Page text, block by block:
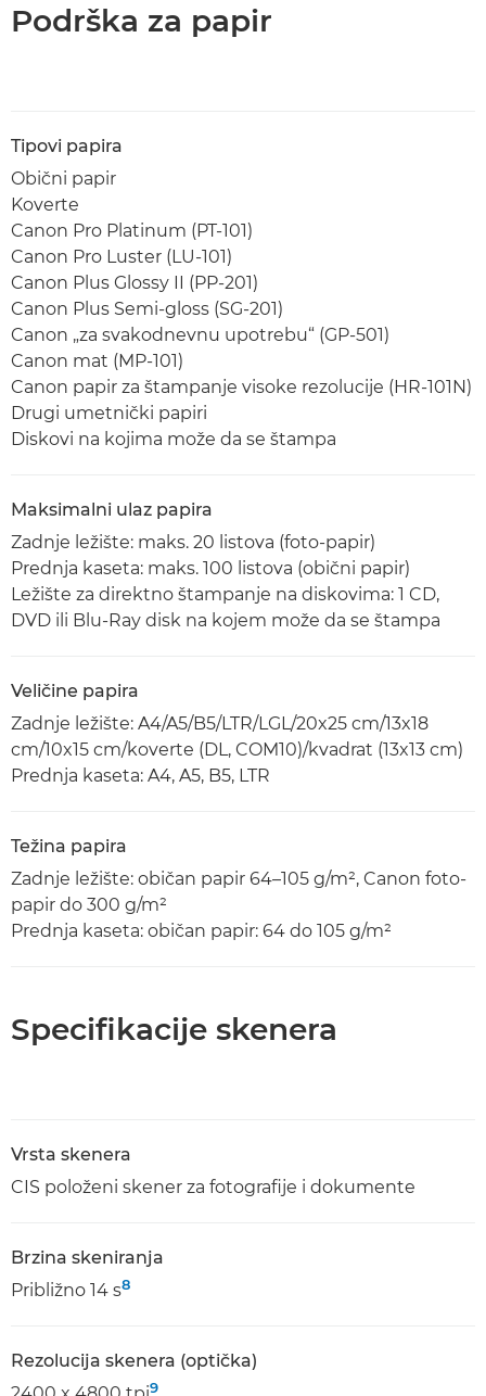
Podrška za papir
Tipovi papira
Obični papir
Koverte
Canon Pro Platinum (PT-101)
Canon Pro Luster (LU-101)
Canon Plus Glossy II (PP-201)
Canon Plus Semi-gloss (SG-201)
Canon „za svakodnevnu upotrebu“ (GP-501)
Canon mat (MP-101)
Canon papir za štampanje visoke rezolucije (HR-101N)
Drugi umetnički papiri
Diskovi na kojima može da se štampa
Maksimalni ulaz papira
Zadnje ležište: maks. 20 listova (foto-papir)
Prednja kaseta: maks. 100 listova (obični papir)
Ležište za direktno štampanje na diskovima: 1 CD,
DVD ili Blu-Ray disk na kojem može da se štampa
Veličine papira
Zadnje ležište: A4/A5/B5/LTR/LGL/20x25 cm/13x18
cm/10x15 cm/koverte (DL, COM10)/kvadrat (13x13 cm)
Prednja kaseta: A4, A5, B5, LTR
Težina papira
Zadnje ležište: običan papir 64–105 g/m², Canon foto-
papir do 300 g/m²
Prednja kaseta: običan papir: 64 do 105 g/m²
Specifikacije skenera
Vrsta skenera
CIS položeni skener za fotografije i dokumente
Brzina skeniranja
Približno 14 s8
Rezolucija skenera (optička)
9